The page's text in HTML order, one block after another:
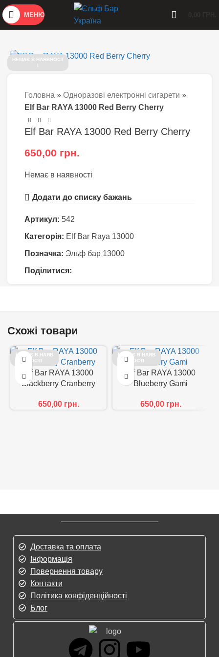
МЕНЮ
НЕМАЄ В НАЯВНОСТ
І
Головна » Одноразові електронні сигарети »
Elf Bar RAYA 13000 Red Berry Cherry
Elf Bar RAYA 13000 Red Berry Cherry
650,00 грн.
Немає в наявності
Додати до списку бажань
Артикул: 542
Категорія: Elf Bar Raya 13000
Позначка: Эльф бар 13000
Поділитися:
Схожі товари
НЕМАЄ В НАЯВ
НОСТІ
Elf Bar RAYA 13000
Blackberry Cranberry
650,00 грн.
НЕМАЄ В НАЯВ
НОСТІ
Elf Bar RAYA 13000
Blueberry Gami
650,00 грн.
Доставка та оплата
Інформація
Повернення товару
Контакти
Політика конфіденційності
Блог